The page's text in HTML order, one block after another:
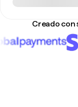
Creado con